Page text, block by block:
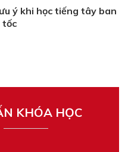
ý khi học tiếng tây ban
tốc
KHÓA HỌC